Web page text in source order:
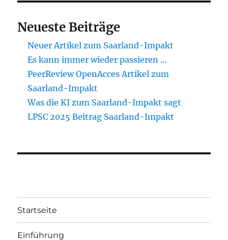
Neueste Beiträge
Neuer Artikel zum Saarland-Impakt
Es kann immer wieder passieren …
PeerReview OpenAcces Artikel zum
Saarland-Impakt
Was die KI zum Saarland-Impakt sagt
LPSC 2025 Beitrag Saarland-Impakt
Startseite
Einführung